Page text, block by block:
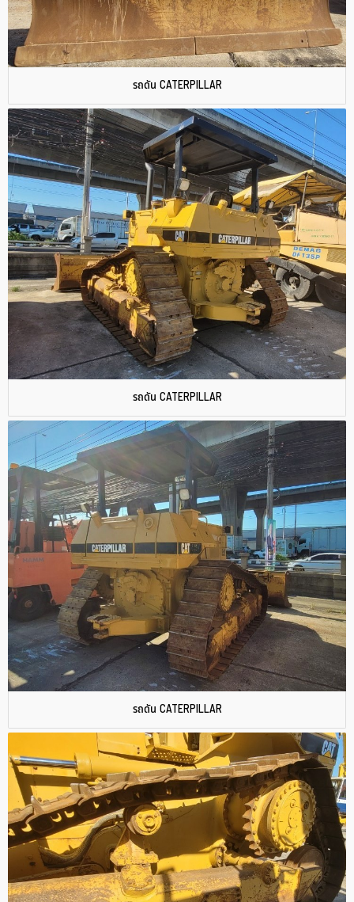
รถดัน CATERPILLAR
รถดัน CATERPILLAR
รถดัน CATERPILLAR